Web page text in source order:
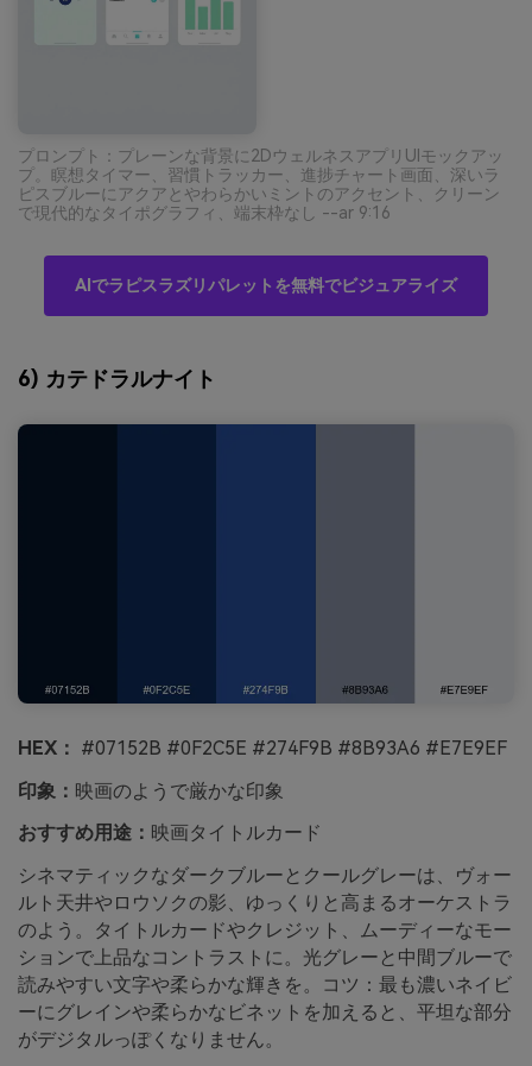
プロンプト：プレーンな背景に2DウェルネスアプリUIモックアッ
プ。瞑想タイマー、習慣トラッカー、進捗チャート画面、深いラ
ピスブルーにアクアとやわらかいミントのアクセント、クリーン
で現代的なタイポグラフィ、端末枠なし --ar 9:16
AIでラピスラズリパレットを無料でビジュアライズ
6) カテドラルナイト
HEX： #07152B #0F2C5E #274F9B #8B93A6 #E7E9EF
印象： 映画のようで厳かな印象
おすすめ用途： 映画タイトルカード
シネマティックなダークブルーとクールグレーは、ヴォー
ルト天井やロウソクの影、ゆっくりと高まるオーケストラ
のよう。タイトルカードやクレジット、ムーディーなモー
ションで上品なコントラストに。光グレーと中間ブルーで
読みやすい文字や柔らかな輝きを。コツ：最も濃いネイビ
ーにグレインや柔らかなビネットを加えると、平坦な部分
がデジタルっぽくなりません。